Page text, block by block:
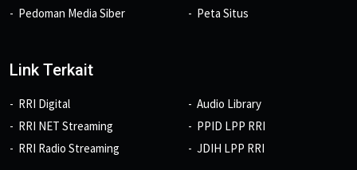
Pedoman Media Siber
Peta Situs
Link Terkait
RRI Digital
RRI NET Streaming
RRI Radio Streaming
Audio Library
PPID LPP RRI
JDIH LPP RRI